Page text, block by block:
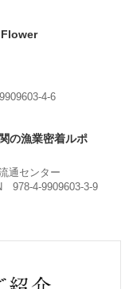
4-6
の漁業密着ルポ
通センター
4-9909603-3-9